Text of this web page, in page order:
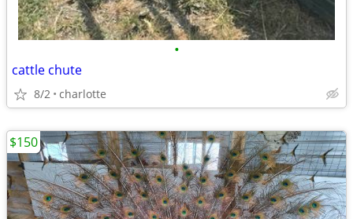
•
cattle chute
8/2 charlotte
$150